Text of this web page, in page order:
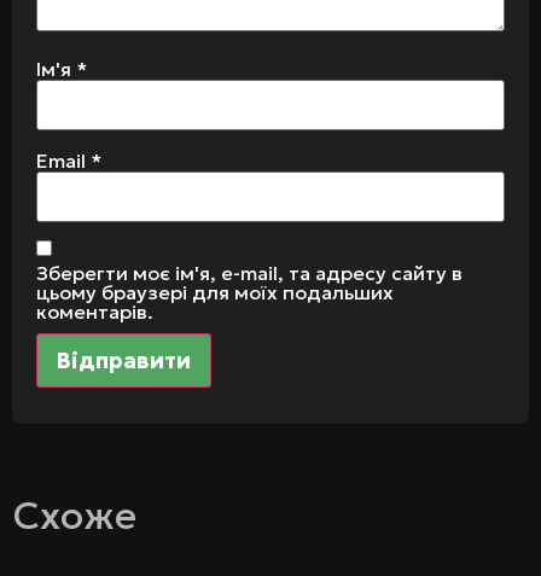
Ім'я *
Email *
Зберегти моє ім'я, e-mail, та адресу сайту в
цьому браузері для моїх подальших
коментарів.
Схоже